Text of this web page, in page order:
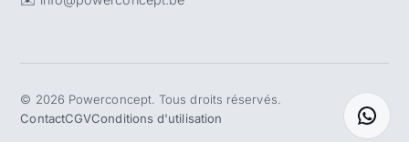
© 2026 Powerconcept. Tous droits réservés.
ContactCGVConditions d'utilisation